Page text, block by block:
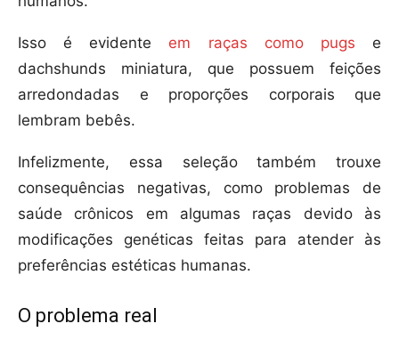
Isso é evidente em raças como pugs e
dachshunds miniatura, que possuem feições
arredondadas e proporções corporais que
lembram bebês.
Infelizmente, essa seleção também trouxe
consequências negativas, como problemas de
saúde crônicos em algumas raças devido às
modificações genéticas feitas para atender às
preferências estéticas humanas.
O problema real